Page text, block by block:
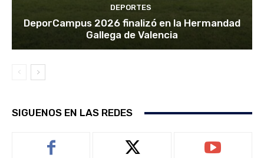
DEPORTES
DeporCampus 2026 finalizó en la Hermandad
Gallega de Valencia
SIGUENOS EN LAS REDES